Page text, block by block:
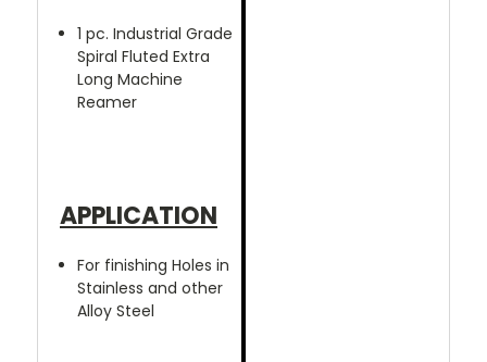
1 pc. Industrial Grade
Spiral Fluted Extra
Long Machine
Reamer
APPLICATION
For finishing Holes in
Stainless and other
Alloy Steel